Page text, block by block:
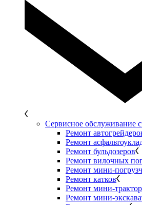
Сервисное обслуживание
Ремонт
Ремонт
Ремонт бульдозеров
Ремонт вилочных
Ремонт мини-
Ремонт катков
Ремонт мини-
Ремонт мини-